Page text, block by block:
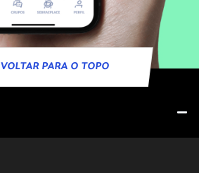
VOLTAR PARA O TOPO